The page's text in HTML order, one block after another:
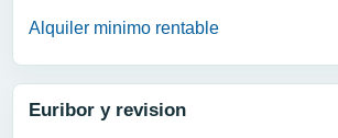
Alquiler minimo rentable
Euribor y revision